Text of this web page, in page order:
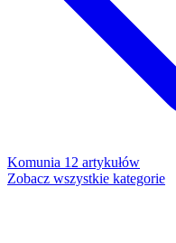
Komunia 12 artykułów
Zobacz wszystkie kategorie